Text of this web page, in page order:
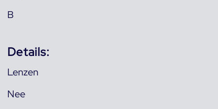
B
Details:
Lenzen
Nee